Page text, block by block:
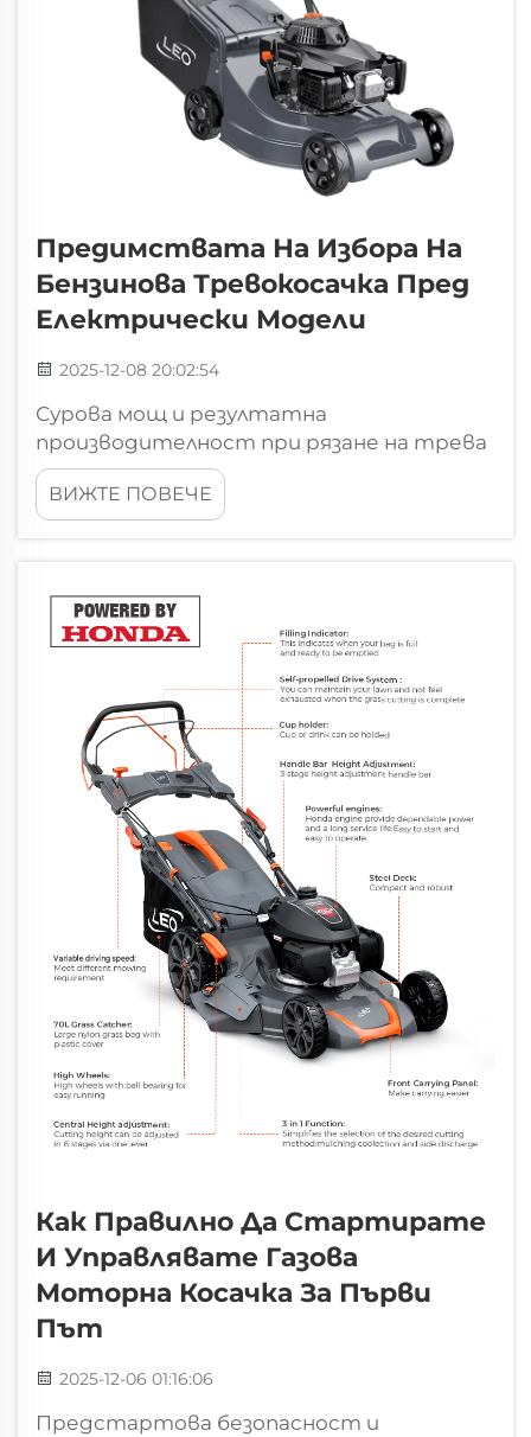
Предимствата На Избора На
Бензинова Тревокосачка Пред
Електрически Модели
2025-12-08 20:02:54
Сурова мощ и резултатна
производителност при рязане на трева
с предимството на въртящия момент
на бензинова косачка: последователно
рязане през дебела, мокра или висока
обороти, което означава, че могат да
поддържат равномерно въртене на
ВИЖТЕ ПОВЕЧЕ
Как Правилно Да Стартирате
И Управлявате Газова
Моторна Косачка За Първи
Път
2025-12-06 01:16:06
Предстартова безопасност и